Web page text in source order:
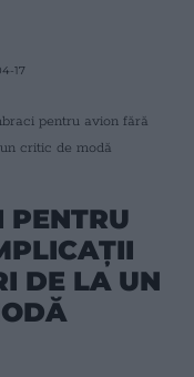
17
pentru avion fără
critic de modă
PENTRU
DE LA UN